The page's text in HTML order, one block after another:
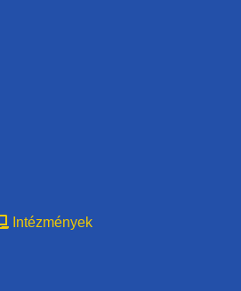
Intézmények